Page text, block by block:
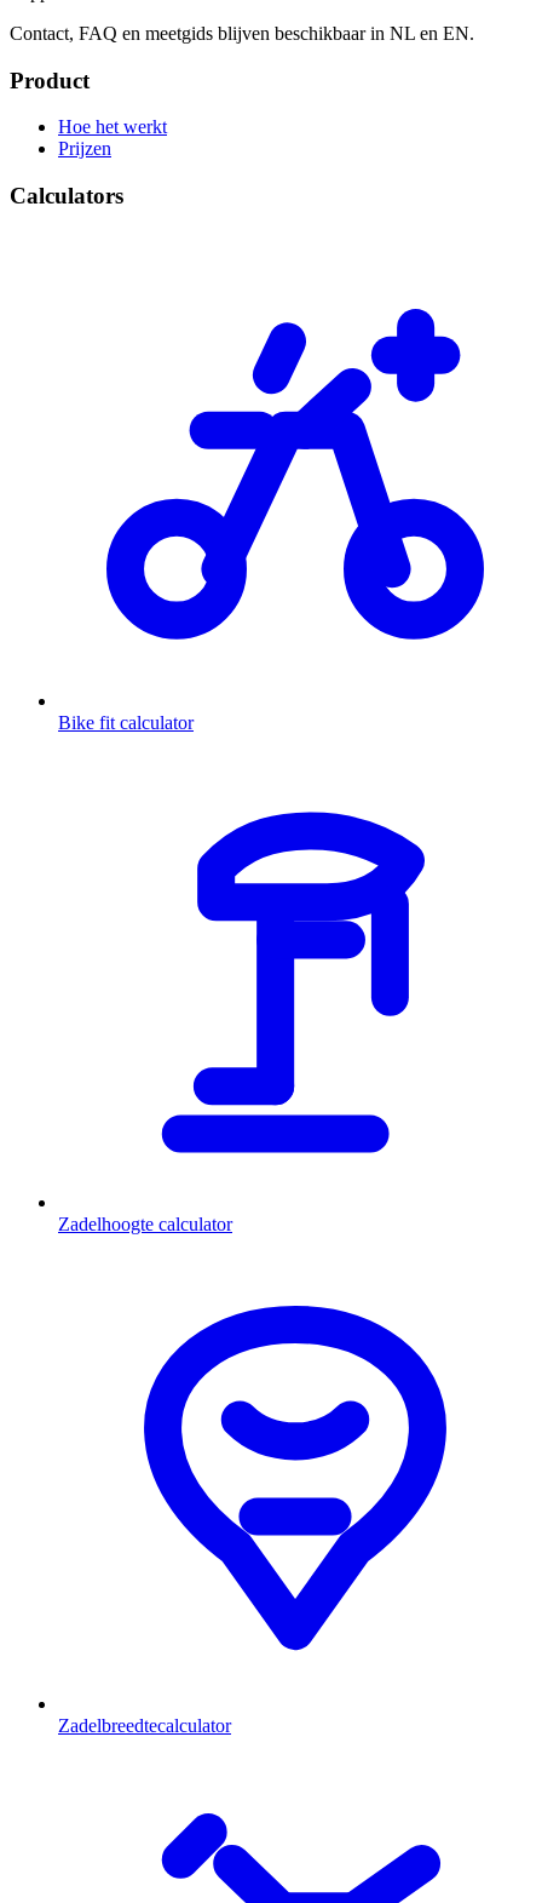
Contact, FAQ en meetgids blijven beschikbaar in NL en EN.
Product
Hoe het werkt
Prijzen
Calculators
Bike fit calculator
Zadelhoogte calculator
Zadelbreedtecalculator